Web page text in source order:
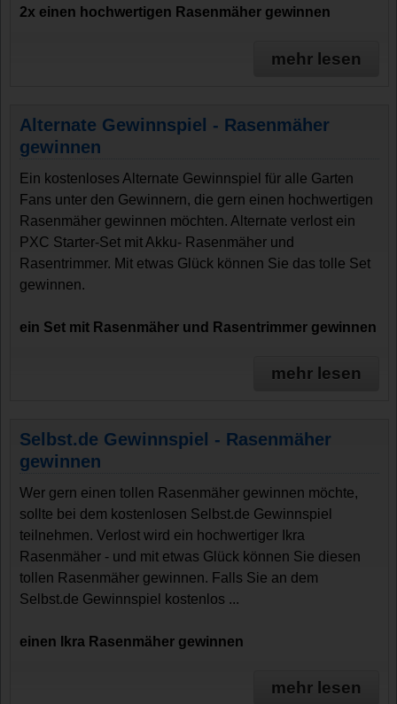
2x einen hochwertigen Rasenmäher gewinnen
mehr lesen
Alternate Gewinnspiel - Rasenmäher
gewinnen
Ein kostenloses Alternate Gewinnspiel für alle Garten
Fans unter den Gewinnern, die gern einen hochwertigen
Rasenmäher gewinnen möchten. Alternate verlost ein
PXC Starter-Set mit Akku- Rasenmäher und
Rasentrimmer. Mit etwas Glück können Sie das tolle Set
gewinnen.
ein Set mit Rasenmäher und Rasentrimmer gewinnen
mehr lesen
Selbst.de Gewinnspiel - Rasenmäher
gewinnen
Wer gern einen tollen Rasenmäher gewinnen möchte,
sollte bei dem kostenlosen Selbst.de Gewinnspiel
teilnehmen. Verlost wird ein hochwertiger Ikra
Rasenmäher - und mit etwas Glück können Sie diesen
tollen Rasenmäher gewinnen. Falls Sie an dem
Selbst.de Gewinnspiel kostenlos ...
einen Ikra Rasenmäher gewinnen
mehr lesen